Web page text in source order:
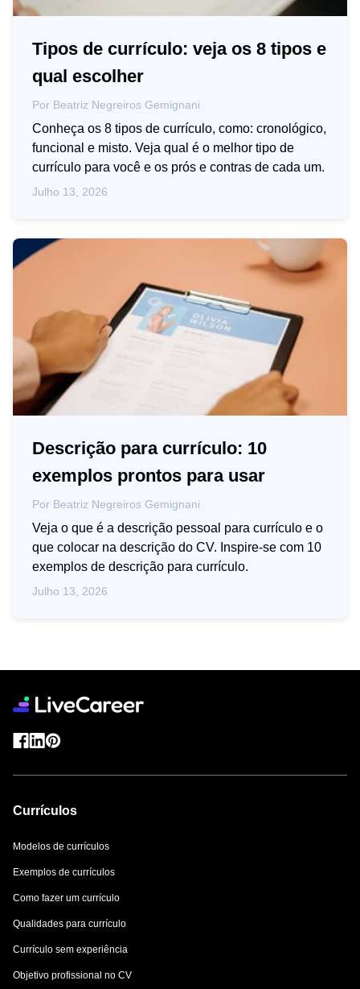
Tipos de currículo: veja os 8 tipos e
qual escolher
Por Beatriz Negreiros Gemignani
Conheça os 8 tipos de currículo, como: cronológico,
funcional e misto. Veja qual é o melhor tipo de
currículo para você e os prós e contras de cada um.
Julho 13, 2026
Descrição para currículo: 10
exemplos prontos para usar
Por Beatriz Negreiros Gemignani
Veja o que é a descrição pessoal para currículo e o
que colocar na descrição do CV. Inspire-se com 10
exemplos de descrição para currículo.
Julho 13, 2026
Currículos
Modelos de currículos
Exemplos de currículos
Como fazer um currículo
Qualidades para currículo
Currículo sem experiência
Objetivo profissional no CV